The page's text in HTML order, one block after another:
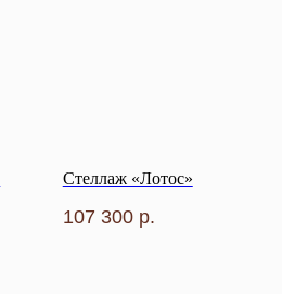
Стеллаж «Лотос»
107 300 р.